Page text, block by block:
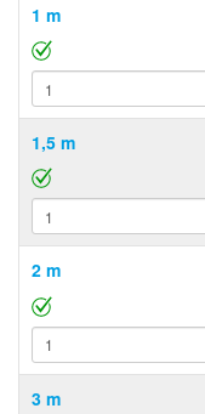
1 m
1,5 m
2 m
3 m